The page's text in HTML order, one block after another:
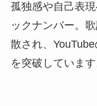
孤独感や自己表
ックナンバー。
散され、
を突破しています